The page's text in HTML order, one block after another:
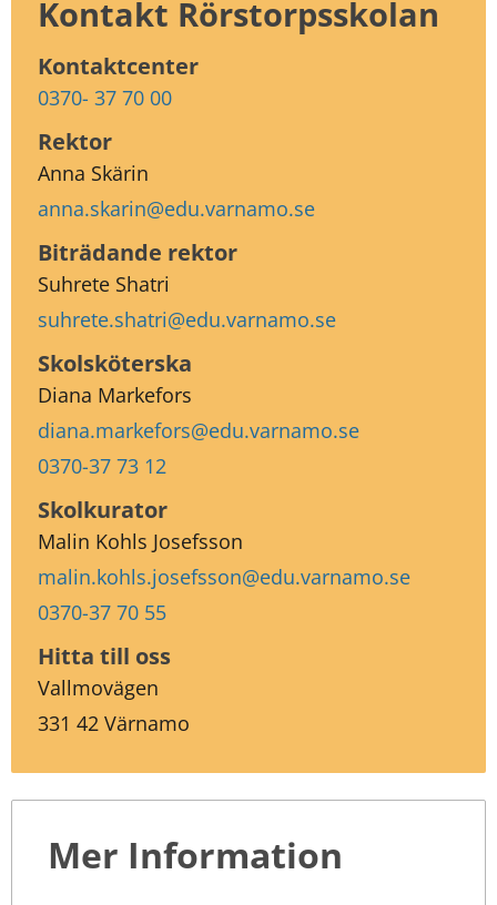
Kontakt Rörstorpsskolan
Kontaktcenter
0370- 37 70 00
Rektor
Anna Skärin
anna.skarin@edu.varnamo.se
Biträdande rektor
Suhrete Shatri
suhrete.shatri@edu.varnamo.se
Skolsköterska
Diana Markefors
diana.markefors@edu.varnamo.se
0370-37 73 12
Skolkurator
Malin Kohls Josefsson
malin.kohls.josefsson@edu.varnamo.se
0370-37 70 55
Hitta till oss
Vallmovägen
331 42 Värnamo
Mer Information